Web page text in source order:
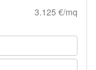
3.125 €/mq